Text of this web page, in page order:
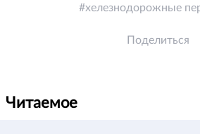
хелезнодорожные
Поделиться
Читаемое